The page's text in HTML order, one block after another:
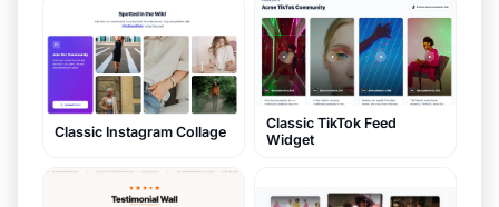
Classic Instagram Collage
Classic TikTok Feed
Widget